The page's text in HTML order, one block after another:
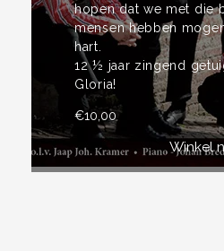
hopen dat we met die
mensen hebben
hart.
12 ½ jaar zingend
Gloria!
€10,00
Winkel